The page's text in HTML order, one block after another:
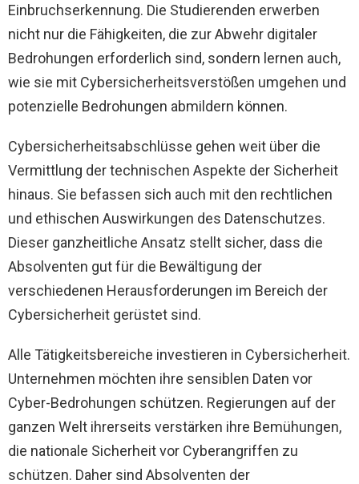
Einbruchserkennung. Die Studierenden erwerben
nicht nur die Fähigkeiten, die zur Abwehr digitaler
Bedrohungen erforderlich sind, sondern lernen auch,
wie sie mit Cybersicherheitsverstößen umgehen und
potenzielle Bedrohungen abmildern können.
Cybersicherheitsabschlüsse gehen weit über die
Vermittlung der technischen Aspekte der Sicherheit
hinaus. Sie befassen sich auch mit den rechtlichen
und ethischen Auswirkungen des Datenschutzes.
Dieser ganzheitliche Ansatz stellt sicher, dass die
Absolventen gut für die Bewältigung der
verschiedenen Herausforderungen im Bereich der
Cybersicherheit gerüstet sind.
Alle Tätigkeitsbereiche investieren in Cybersicherheit.
Unternehmen möchten ihre sensiblen Daten vor
Cyber-Bedrohungen schützen. Regierungen auf der
ganzen Welt ihrerseits verstärken ihre Bemühungen,
die nationale Sicherheit vor Cyberangriffen zu
schützen. Daher sind Absolventen der